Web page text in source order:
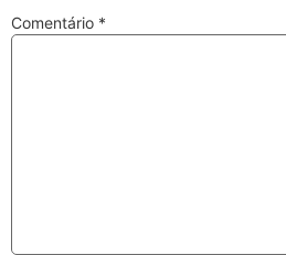
Comentário *
Encontre o pneu